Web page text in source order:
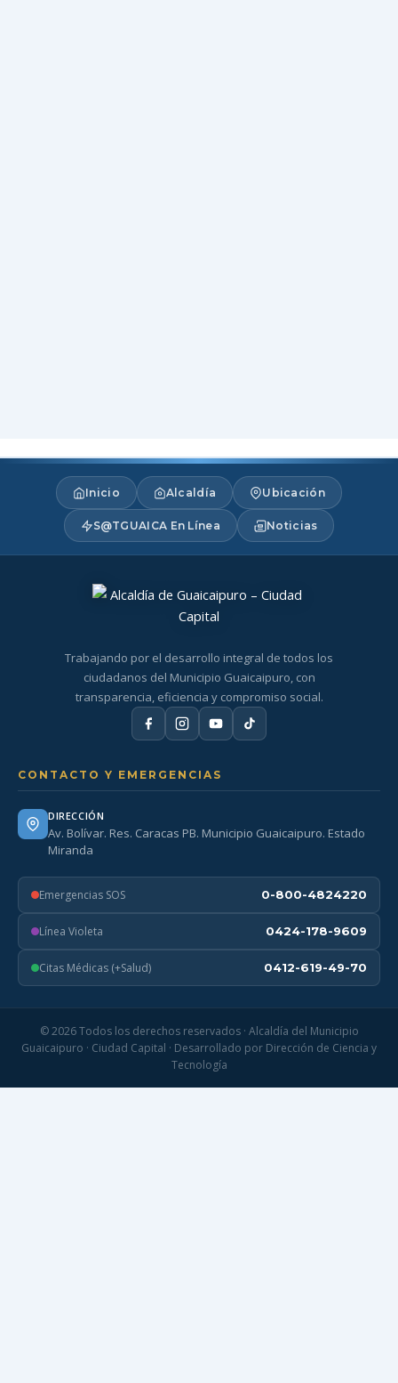
Inicio Alcaldía Ubicación
S@TGUAICA En Línea Noticias
Trabajando por el desarrollo integral de todos los
ciudadanos del Municipio Guaicaipuro, con
transparencia, eficiencia y compromiso social.
CONTACTO Y EMERGENCIAS
DIRECCIÓN
Av. Bolívar. Res. Caracas PB. Municipio Guaicaipuro. Estado
Miranda
Emergencias SOS 0-800-4824220
Línea Violeta 0424-178-9609
Citas Médicas (+Salud) 0412-619-49-70
© 2026 Todos los derechos reservados · Alcaldía del Municipio
Guaicaipuro · Ciudad Capital · Desarrollado por Dirección de Ciencia y
Tecnología